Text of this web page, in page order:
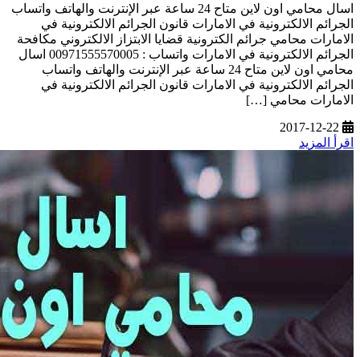
اسال محامي اون لاين متاح 24 ساعة عبر الإنترنت والهاتف واتساب
الجرائم الالكترونية في الامارات قانون الجرائم الالكترونية في
الامارات محامي جرائم الكترونية قضايا الابتزاز الالكتروني مكافحة
الجرائم الالكترونية في الامارات واتساب : 00971555570005 اسال
محامي اون لاين متاح 24 ساعة عبر الإنترنت والهاتف واتساب
الجرائم الالكترونية في الامارات قانون الجرائم الالكترونية في
الامارات محامي […]
2017-12-22
اقرأ المزيد